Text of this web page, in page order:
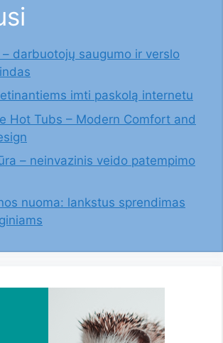
darbuotojų saugumo ir verslo
imti paskolą internetu
Hot Tubs – Modern Comfort and
– neinvazinis veido patempimo
nuoma: lankstus sprendimas